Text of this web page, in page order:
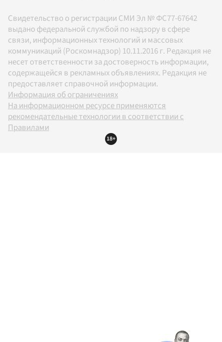
Свидетельство о регистрации СМИ Эл № ФС77-67642
выдано федеральной службой по надзору в сфере
связи, информационных технологий и массовых
коммуникаций (Роскомнадзор) 10.11.2016 г. Редакция не
несет ответственности за достоверность информации,
содержащейся в рекламных объявлениях. Редакция не
предоставляет справочной информации.
Информация об ограничениях
На информационном ресурсе применяются
рекомендательные технологии в соответствии с
Правилами
18+